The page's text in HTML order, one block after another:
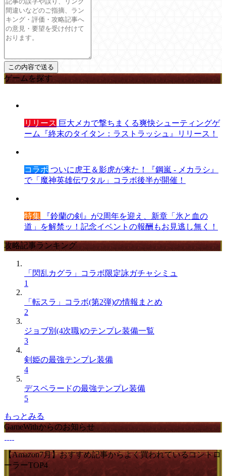
ゲームを探す
リリース 巨大メカで撃ちまくる爽快シューティングゲ
ーム『終末のタイタン：ラストラッシュ』リリース！
コラボ ついに虎王＆影虎が来た！『鋼嵐 - メカラシ』
で「魔神英雄伝ワタル」コラボ後半が開催！
特集 『鈴蘭の剣』が2周年を迎え、新章「氷と血の
道」を解禁ッ！記念イベントの報酬もお見逃し無く！
攻略記事ランキング
「閃乱カグラ」コラボ限定詠ガチャシミュ
1
「転スラ」コラボ(第2弾)の情報まとめ
2
ジョブ別(4次職)のテンプレ装備一覧
3
剣姫の最強テンプレ装備
4
デスペラードの最強テンプレ装備
5
もっとみる
GameWithからのお知らせ
【Amazon7月】おすすめ記事からよく買われているコントロ
ーラーTOP4